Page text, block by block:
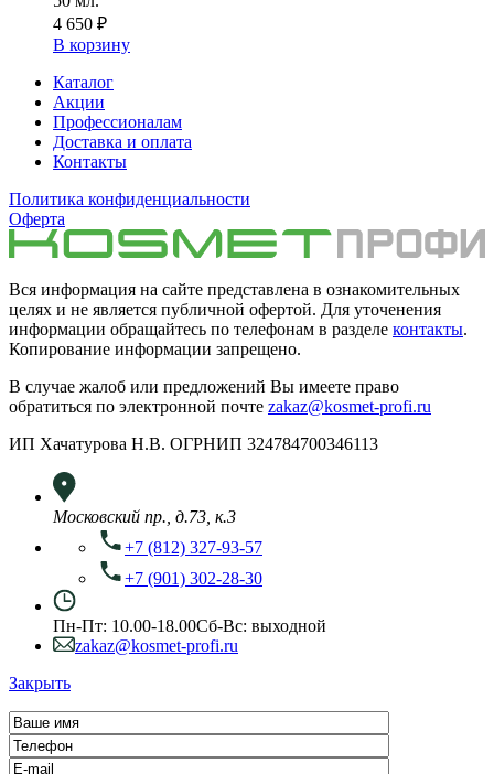
4 650 ₽
В корзину
Каталог
Акции
Профессионалам
Доставка и оплата
Контакты
Политика конфиденциальности
Оферта
Вся информация на сайте представлена в ознакомительных
целях и не является публичной офертой. Для уточенения
информации обращайтесь по телефонам в разделе контакты.
Копирование информации запрещено.
В случае жалоб или предложений Вы имеете право
обратиться по электронной почте zakaz@kosmet-profi.ru
ИП Хачатурова Н.В. ОГРНИП 324784700346113
Московский пр., д.73, к.3
+7 (812) 327-93-57
+7 (901) 302-28-30
Пн-Пт: 10.00-18.00Сб-Вс: выходной
zakaz@kosmet-profi.ru
Закрыть